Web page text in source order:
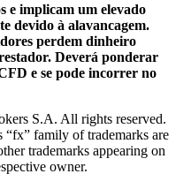
e implicam um elevado
devido à alavancagem.
perdem dinheiro
Deverá ponderar
e se pode incorrer no
S.A. All rights reserved.
family of trademarks are
trademarks appearing on
owner.